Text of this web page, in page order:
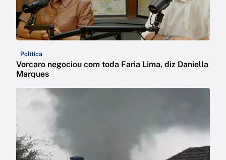
Política
Vorcaro negociou com toda Faria Lima, diz Daniella
Marques